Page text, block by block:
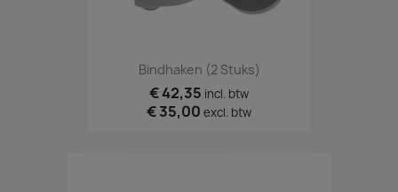
Bindhaken (2 Stuks)
€ 42,35 incl. btw
€ 35,00 excl. btw